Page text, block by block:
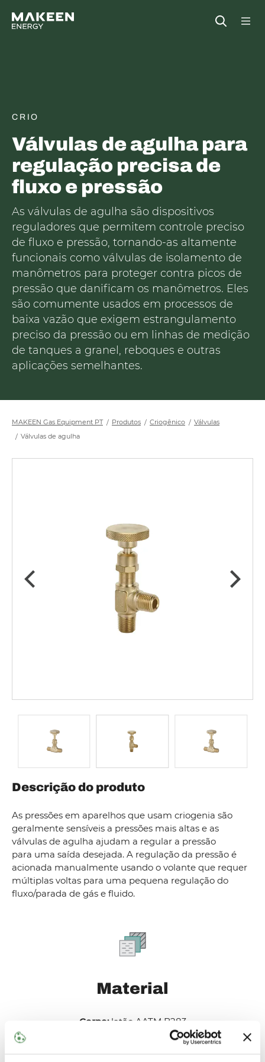
Open
CRIO
Válvulas de agulha para
regulação precisa de
fluxo e pressão
As válvulas de agulha são dispositivos
reguladores que permitem controle preciso
de fluxo e pressão, tornando-as altamente
funcionais como válvulas de isolamento de
manômetros para proteger contra picos de
pressão que danificam os manômetros. Eles
são comumente usados em processos de
baixa vazão que exigem estrangulamento
preciso da pressão ou em linhas de medição
de tanques a granel, reboques e outras
aplicações semelhantes.
MAKEEN Gas Equipment PT Produtos Criogênico
Válvulas
Válvulas de agulha
Descrição do produto
As pressões em aparelhos que usam criogenia são
geralmente sensíveis a pressões mais altas e as
válvulas de agulha ajudam a regular a pressão
para uma saída desejada. A regulação da pressão é
acionada manualmente usando o volante que requer
múltiplas voltas para uma pequena regulação do
fluxo/parada de gás e fluido.
Material
Corpo: latão AATM B283